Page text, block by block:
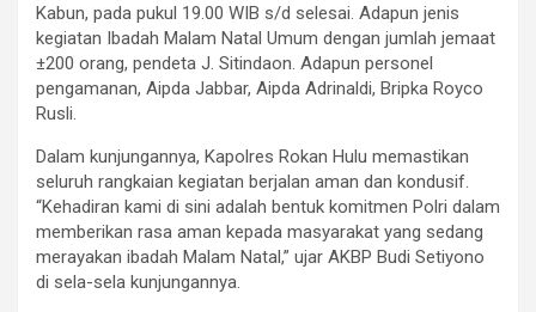
Kabun, pada pukul 19.00 WIB s/d selesai. Adapun jenis
kegiatan Ibadah Malam Natal Umum dengan jumlah jemaat
±200 orang, pendeta J. Sitindaon. Adapun personel
pengamanan, Aipda Jabbar, Aipda Adrinaldi, Bripka Royco
Rusli.
Dalam kunjungannya, Kapolres Rokan Hulu memastikan
seluruh rangkaian kegiatan berjalan aman dan kondusif.
“Kehadiran kami di sini adalah bentuk komitmen Polri dalam
memberikan rasa aman kepada masyarakat yang sedang
merayakan ibadah Malam Natal,” ujar AKBP Budi Setiyono
di sela-sela kunjungannya.